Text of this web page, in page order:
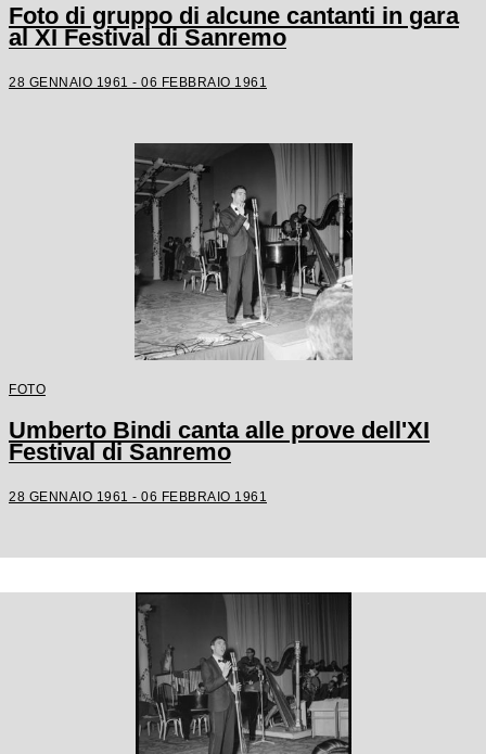
Foto di gruppo di alcune cantanti in gara
al XI Festival di Sanremo
28 GENNAIO 1961 - 06 FEBBRAIO 1961
FOTO
Umberto Bindi canta alle prove dell'XI
Festival di Sanremo
28 GENNAIO 1961 - 06 FEBBRAIO 1961